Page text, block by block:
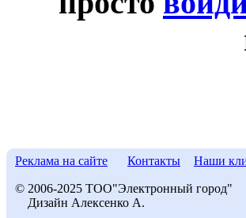
Реклама на сайте Контакты Наши
© 2006-2025 ТОО"Электронный город"
Дизайн Алексенко А.